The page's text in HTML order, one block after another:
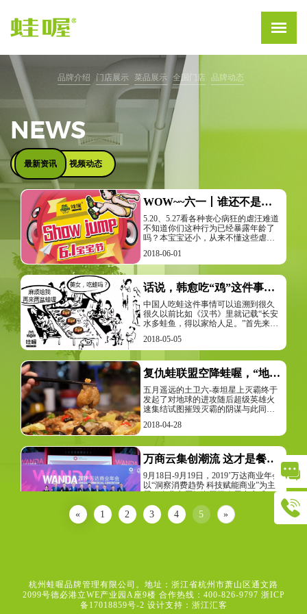
品牌介绍 门店展示 菜品展示 全国门店 品牌动态
NEWS
最新资讯 视频动态
WOW~~六一丨谁还不是个宝宝呢！快来蛙喔一起 show jump!
5.20、5.27看各种丧心病狂的虐汪难道
不知道你们这种行为已经暴露年龄了
吗？本宝宝还小，从来不懂这些虐汪
要过儿童节~回忆小时候，我们穿着校
服运动会上参加跳远比赛想回到少年
时代？【WOW蛙喔~~~】
2018-06-01
话说，韩愈吃“鸡”这件事其实是……
中国人吃蛙这件事情可以追溯到很久
很久以前比如《汉书》里就记载“长安
水多蛙鱼，得以家给人足。”首先来说
原来是被好基友柳宗元种的草！▼不
肯少屈的韩愈就这样拜倒在了蛙腿之
下到了宋代，吃蛙已经风靡南方但宋
高宗的老婆宪圣皇后因为举得蛙长得
像人而不忍心吃所以宋高宗下了一
道“禁蛙令”上有政策，下有对策机智的
杭州人干脆将冬瓜掏空将蛙放在里面
送到嗜蛙的人的家门口表面上称“送冬
瓜”实际上是送田鸡到了明朝李时珍作
为中华第一吃货（大雾）在《本草纲
目》中对吃蛙这件事也是举双手赞成
至于我们今
2018-05-05
复仇蛙联盟空降蛙喔，“地球未来存亡”尽在本周末！
五月遥远的土卫六-泰坦星上灭霸终于
发起了对地球的进攻随后超级英雄火
速集结试图摧毁灭霸的阴谋与此同时
蛙霸的耳中立志于统治地球众蛙的蛙
霸从牛蛙星赶到了地球另一个阴谋也
渐渐浮出水面…
2018-04-28
万商云集创潮流 这才是餐饮实体店的春天
9月18日-9月19日，2019’万达商业年会
以“洞察消费趋势 科技赋能商业”为主
题，在北京雁栖湖国际会展中心盛大
召开。本届商业年会邀请了经济学
家、行业领袖、科技大咖通过洞察消
费趋势共同探讨科技如何赋能商业，
2019-08-30
« 1 2 3 4 5 »
杭州蛙喔品牌管理有限公司。地址：浙江省杭州市萧山区通文路
2099号德必港立WE产业园A座9楼 合作热线：400-826-9797 浙ICP
备17018859号-2 设计支持：浙江汇客